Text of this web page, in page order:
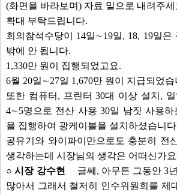
(화면을 바라보며) 자료 밑으로 내려주세
확대 부탁드립니다.
회의참석수당이 14일∼19일, 18, 19일은
밖에 안 됩니다.
1,330만 원이 집행되었고요.
6월 20일∼27일 1,670만 원이 지급되었습
또한 컴퓨터, 프린터 30대 이상 설치,
4∼5명으로 전산 사용 30일 남짓 사용하
을 집행하여 광케이블을 설치하셨습니
공유기와 와이파이만으로도 충분히 전
생각하는데 시장님의 생각은 어떠신가요
○ 시장 강수현
글쎄, 아무튼 그동안 3
많아서 그래서 철저히 인수위원회를 제